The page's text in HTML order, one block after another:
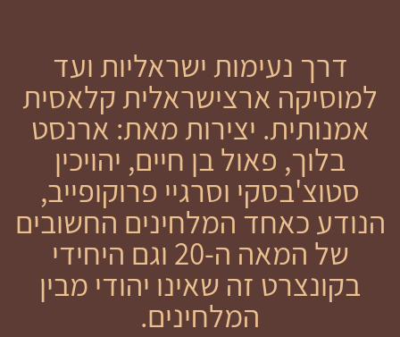
דרך נעימות ישראליות ועד
למוסיקה ארצישראלית קלאסית
אמנותית. יצירות מאת: ארנסט
בלוך, פאול בן חיים, יהויכין
סטוצ'בסקי וסרגיי פרוקופייב,
הנודע כאחד המלחינים החשובים
של המאה ה-20 וגם היחידי
בקונצרט זה שאינו יהודי מבין
המלחינים.